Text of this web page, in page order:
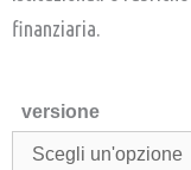
finanziaria.
versione